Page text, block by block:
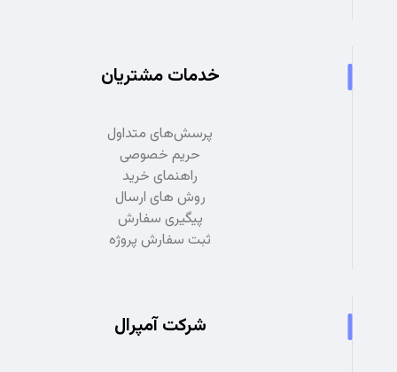
خدمات مشتریان
پرسش‌های متداول
حریم خصوصی
راهنمای خرید
روش های ارسال
پیگیری سفارش
ثبت سفارش پروژه
شرکت آمپرال